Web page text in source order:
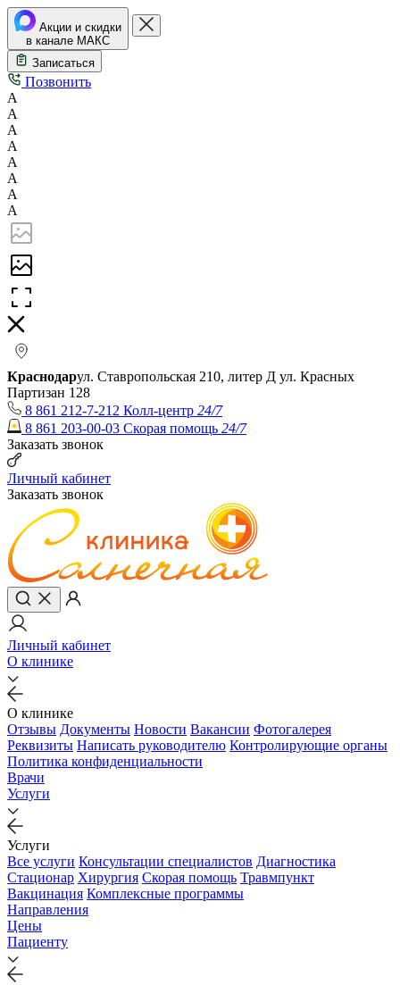
Акции и скидки
в канале МАКС
Записаться
Позвонить
А
А
А
А
А
А
А
А
Краснодарул. Ставропольская 210, литер Д ул. Красных
Партизан 128
8 861 212-7-212 Колл-центр 24/7
8 861 203-00-03 Скорая помощь 24/7
Заказать звонок
Личный кабинет
Заказать звонок
Личный кабинет
О клинике
О клинике
Отзывы Документы Новости Вакансии Фотогалерея
Реквизиты Написать руководителю Контролирующие органы
Политика конфиденциальности
Врачи
Услуги
Услуги
Все услуги Консультации специалистов Диагностика
Стационар Хирургия Скорая помощь Травмпункт
Вакцинация Комплексные программы
Направления
Цены
Пациенту